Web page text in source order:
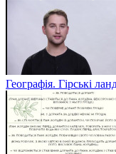
Географія. Гірські